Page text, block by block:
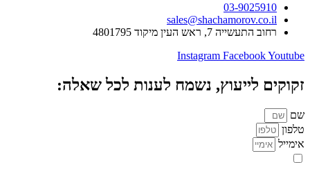
03-9025910
sales@shachamorov.co.il
רחוב התעשייה 7, ראש העין מיקוד 4801795
Instagram FacebookYoutube
זקוקים לייעוץ, נשמח לענות לכל שאלה:
שם
טלפון
אימייל